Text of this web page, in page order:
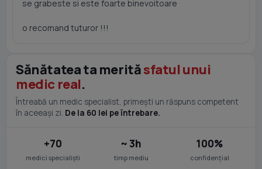
se grabeste si este foarte binevoitoare
o recomand tuturor !!!
Sănătatea ta merităsfatul unui
medic real.
Întreabă un medic specialist, primești un răspuns competent
în aceeași zi. De la 60 lei pe întrebare.
+70
medici specialiști
~ 3h
timp mediu
100%
confidențial